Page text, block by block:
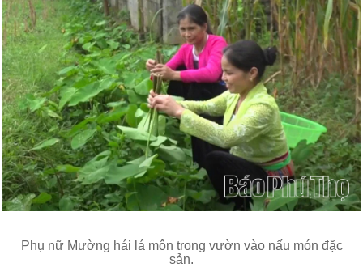
Phụ nữ Mường hái lá môn trong vườn vào nấu món đặc
sản.